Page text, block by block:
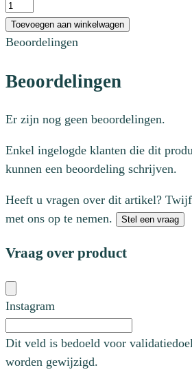
Plate
Hanger
5"-7"
Toevoegen aan winkelwagen
Beoordelingen
Beoordelingen
Er zijn nog geen beoordelingen.
Enkel ingelogde klanten die dit
kunnen een beoordeling schrijven.
Heeft u vragen over dit artikel?
met ons op te nemen.
Stel een vraag
Vraag over product
Instagram
Dit veld is bedoeld voor
worden gewijzigd.